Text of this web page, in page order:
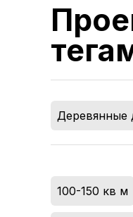
Деревянные
100-150 кв м